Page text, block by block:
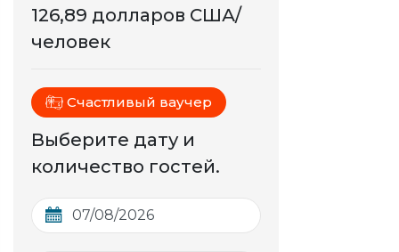
126,89 долларов США/
человек
Счастливый ваучер
Выберите дату и
количество гостей.